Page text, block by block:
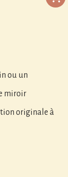
ou un
miroir
originale à